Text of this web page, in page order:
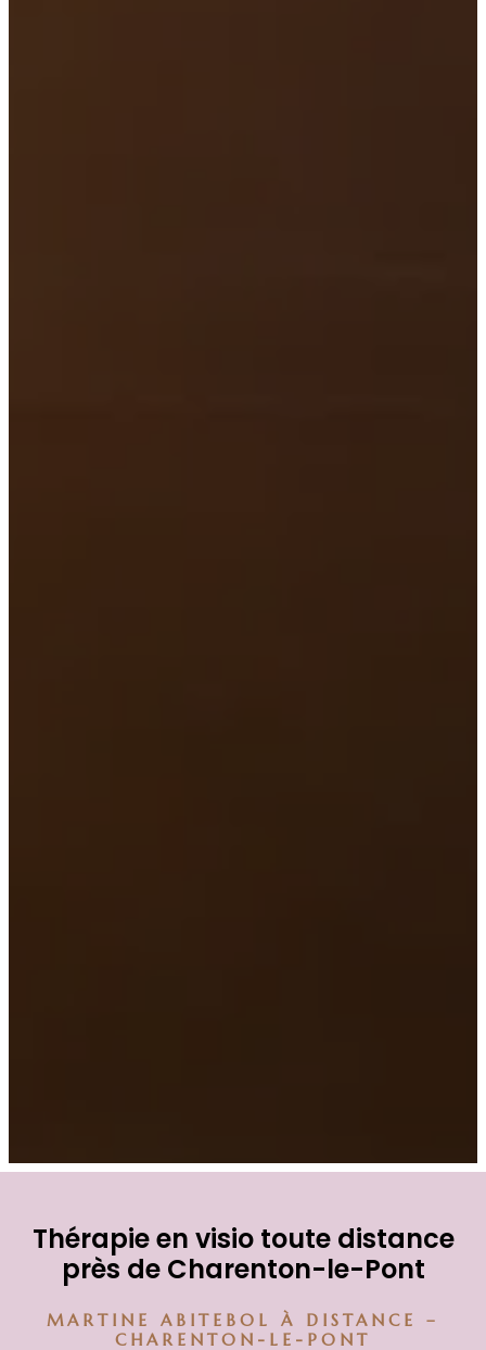
Thérapie en visio toute distance
près de Charenton-le-Pont
MARTINE ABITEBOL À DISTANCE –
CHARENTON-LE-PONT